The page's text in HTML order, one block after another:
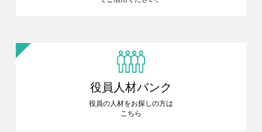
役員人材バンク
役員の人材をお探しの方は
こちら